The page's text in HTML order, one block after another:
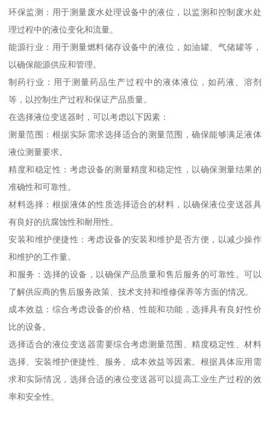
环保监测：用于测量废水处理设备中的液位，以监测和控制废水处
理过程中的液位变化和流量。
能源行业：用于测量燃料储存设备中的液位，如油罐、气储罐等，
以确保能源供应和管理。
制药行业：用于测量药品生产过程中的液体液位，如药液、溶剂
等，以控制生产过程和保证产品质量。
在选择液位变送器时，可以考虑以下因素：
测量范围：根据实际需求选择适合的测量范围，确保能够满足液体
液位测量要求。
精度和稳定性：考虑设备的测量精度和稳定性，以确保测量结果的
准确性和可靠性。
材料选择：根据液体的性质选择适合的材料，以确保液位变送器具
有良好的抗腐蚀性和耐用性。
安装和维护便捷性：考虑设备的安装和维护是否方便，以减少操作
和维护的工作量。
和服务：选择的设备，以确保产品质量和售后服务的可靠性。可以
了解供应商的售后服务政策、技术支持和维修保养等方面的情况。
成本效益：综合考虑设备的价格、性能和功能，选择具有良好性价
比的设备。
选择适合的液位变送器需要综合考虑测量范围、精度稳定性、材料
选择、安装维护便捷性、服务、成本效益等因素。根据具体应用需
求和实际情况，选择合适的液位变送器可以提高工业生产过程的效
率和安全性。